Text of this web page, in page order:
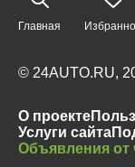
Главная
© 24AUTO.RU,
О проекте
Услуги сайта
Объявления от